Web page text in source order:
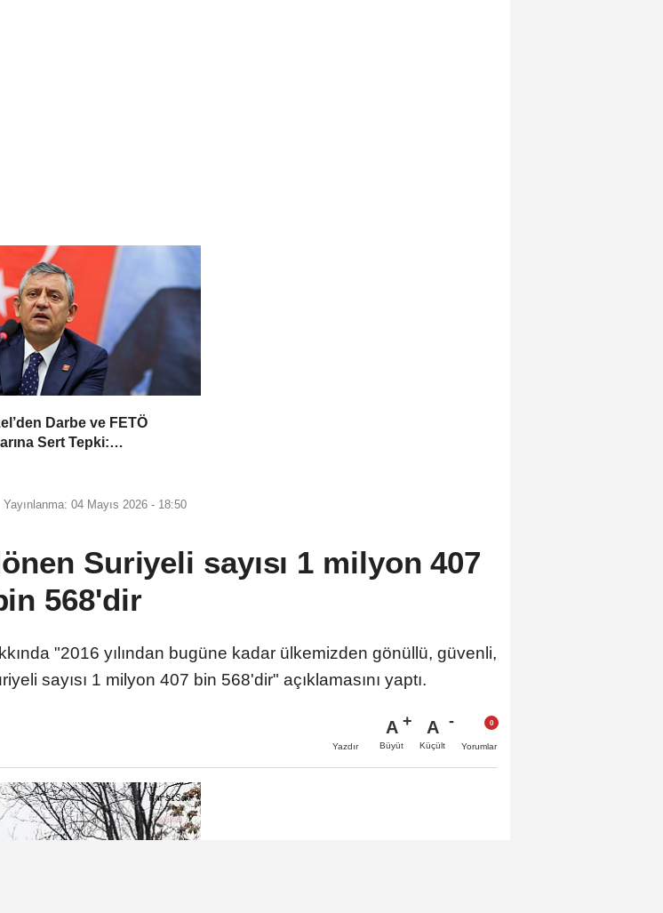
Darbe ve FETÖ
Sert Tepki:
Yayınlanma: 04 Mayıs 2026 - 18:50
Suriyeli sayısı 1 milyon 407
568'dir
"2016 yılından bugüne kadar ülkemizden gönüllü, güvenli,
sayısı 1 milyon 407 bin 568'dir" açıklamasını yaptı.
Yazdır
A
Büyüt
A
Küçült Yorumlar